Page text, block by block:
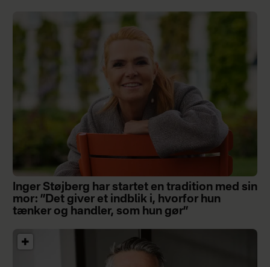
Inger Støjberg har startet en tradition med sin
mor: ”Det giver et indblik i, hvorfor hun
tænker og handler, som hun gør”